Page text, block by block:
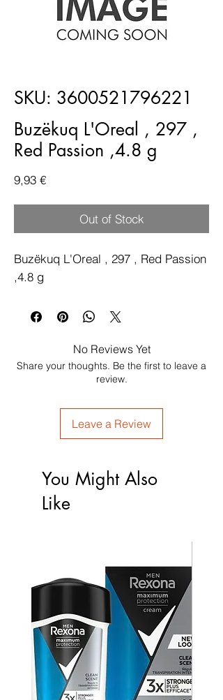
SKU: 3600521796221
Buzëkuq L'Oreal , 297 ,
Red Passion ,4.8 g
9,93 €Price
Out of Stock
Buzëkuq L'Oreal , 297 , Red Passion
,4.8 g
No Reviews Yet
Share your thoughts. Be the first to leave a
review.
Leave a Review
You Might Also
Like